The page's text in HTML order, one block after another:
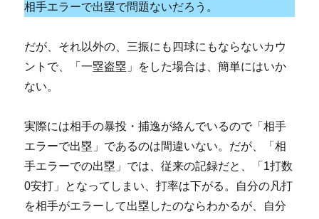
相手エラーで出塁で問題ないだろう。
だが、それ以外の、三振にも四球にもならないカウ
ントで、「一塁盗塁」をした場合は、簡単にはいか
ない。
実際には相手の暴投・捕逸が絡んでいるので「相手
エラーで出塁」であるのは間違いない。だが、「相
手エラーでの出塁」では、従来の記録だと、「1打数
0安打」となってしまい、打率は下がる。自分の凡打
を相手がエラーして出塁したのならわかるが、自分